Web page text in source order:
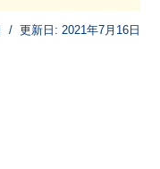
/ 更新日: 2021年7月16日